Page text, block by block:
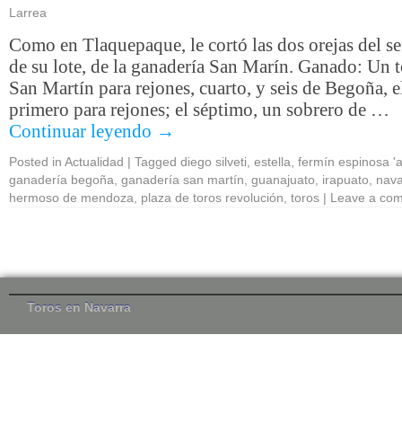
Larrea
Como en Tlaquepaque, le cortó las dos orejas del
de su lote, de la ganadería San Marín. Ganado: Un
San Martín para rejones, cuarto, y seis de Begoña,
primero para rejones; el séptimo, un sobrero de …
Continuar leyendo →
Posted in Actualidad | Tagged diego silveti estella fermín espinosa
ganadería begoña ganadería san martín guanajuato irapuato
hermoso de mendoza
plaza de toros revolución toros | Leave a
Toros en Navarra